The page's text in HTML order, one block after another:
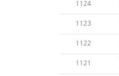
1124
1123
1122
1121